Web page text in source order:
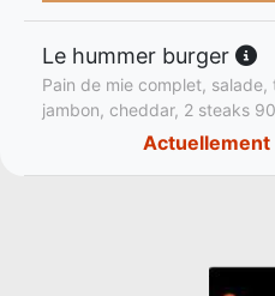
Le hummer burger
Pain de mie complet,
jambon, cheddar, 2 steaks
Actuellement